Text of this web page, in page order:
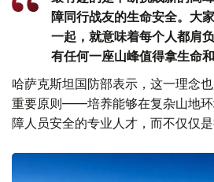
障同行战友的生命安全。大
一起，就意味着每个人都肩
有任何一座山峰值得拿生命和
哈萨克斯坦国防部表示，这一理念
重要原则——培养能够在复杂山地
障人员安全的专业人才，而不仅仅是